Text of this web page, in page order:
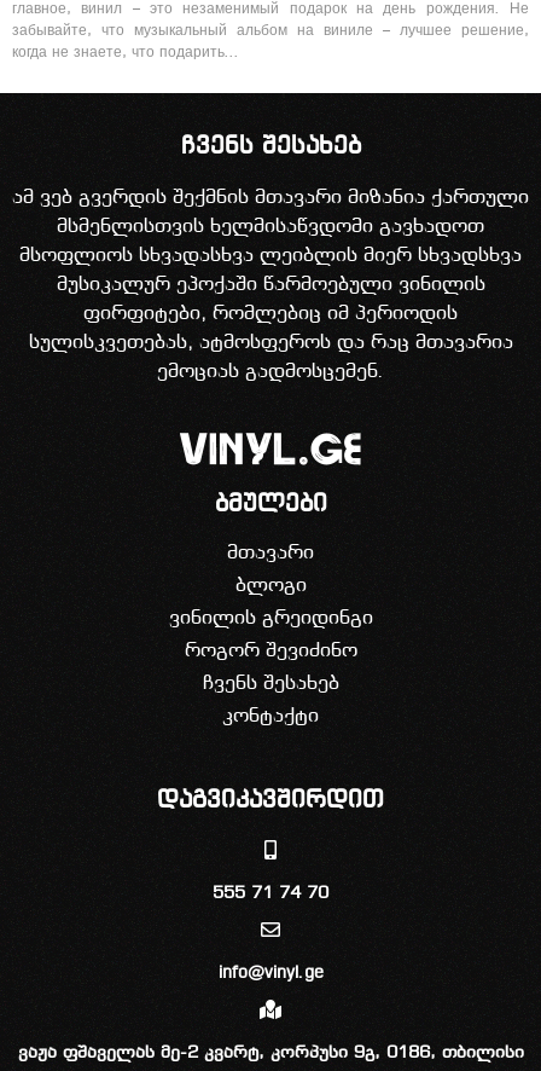
главное, винил – это незаменимый подарок на день рождения. Не
забывайте, что музыкальный альбом на виниле – лучшее решение,
когда не знаете, что подарить…
ჩვენს შესახებ
ამ ვებ გვერდის შექმნის მთავარი მიზანია ქართული
მსმენლისთვის ხელმისაწვდომი გავხადოთ
მსოფლიოს სხვადასხვა ლეიბლის მიერ სხვადსხვა
მუსიკალურ ეპოქაში წარმოებული ვინილის
ფირფიტები, რომლებიც იმ პერიოდის
სულისკვეთებას, ატმოსფეროს და რაც მთავარია
ემოციას გადმოსცემენ.
ბმულები
მთავარი
ბლოგი
ვინილის გრეიდინგი
როგორ შევიძინო
ჩვენს შესახებ
კონტაქტი
დაგვიკავშირდით
555 71 74 70
info@vinyl.ge
ვაჟა ფშაველას მე-2 კვარტ, კორპუსი 9გ, 0186, თბილისი